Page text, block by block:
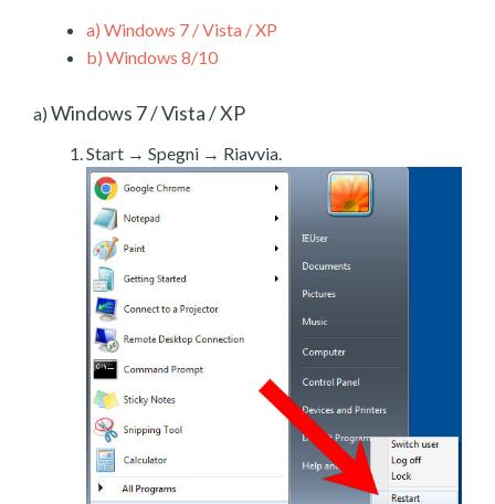
a) Windows 7 / Vista / XP
b) Windows 8/10
a) Windows 7 / Vista / XP
Start → Spegni → Riavvia.